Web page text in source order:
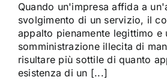
Quando un'impresa affida a
svolgimento di un servizio, il
appalto pienamente legittimo e
somministrazione illecita di
risultare più sottile di quanto
esistenza di un [...]